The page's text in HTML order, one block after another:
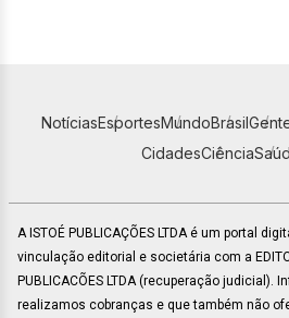
NotíciasEsportesMundoBrasil
CidadesCiência
A ISTOÉ PUBLICAÇÕES LTDA é um portal
vinculação editorial e societária com a
PUBLICACÕES LTDA (recuperação judicial).
realizamos cobranças e que também não